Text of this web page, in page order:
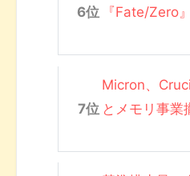
『Fate/Zero
Micron、
とメモリ事業